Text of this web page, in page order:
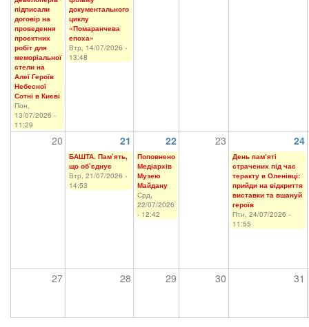
підписали
договір на
проведення
проєктних
робіт для
меморіальної
стели на
Алеї Героїв
Небесної
Сотні в Києві
Пон,
13/07/2026 -
11:29
документального
циклу
«Помаранчева
епоха»
Втр, 14/07/2026 -
13:48
20 21 22 23 24
БАШТА. Пам’ять,
що об’єднує
Втр, 21/07/2026 -
14:53
Поповнено
Медіархів
Музею
Майдану
Срд,
22/07/2026
- 12:42
День памʼяті
страчених під час
теракту в Оленівці:
прийди на відкриття
виставки та вшануй
героїв
Птн, 24/07/2026 -
11:55
27 28 29 30 31